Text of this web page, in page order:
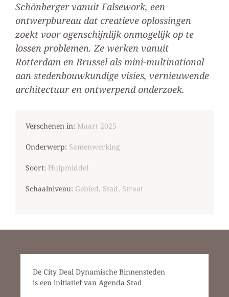
Schönberger vanuit Falsework, een
ontwerpbureau dat creatieve oplossingen
zoekt voor ogenschijnlijk onmogelijk op te
lossen problemen. Ze werken vanuit
Rotterdam en Brussel als mini-multinational
aan stedenbouwkundige visies, ver­nieuwende
architectuur en ontwerpend onderzoek.
Verschenen in: Maart 2025
Onderwerp: Samenwerking
Soort: Hulpmiddel
Schaalniveau: Gebied, Stad, Straat
De City Deal Dynamische Binnensteden
is een initiatief van Agenda Stad